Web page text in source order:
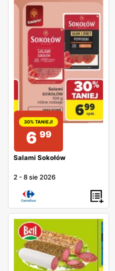
30% TANIEJ!
6 99
Salami Sokołów
2 -8 sie 2026